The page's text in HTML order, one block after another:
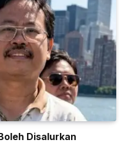
Disalurkan